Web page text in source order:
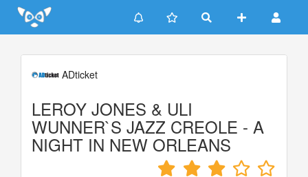
Update cookies preferences
ADticket
LEROY JONES & ULI
WUNNER`S JAZZ CREOLE - A
NIGHT IN NEW ORLEANS